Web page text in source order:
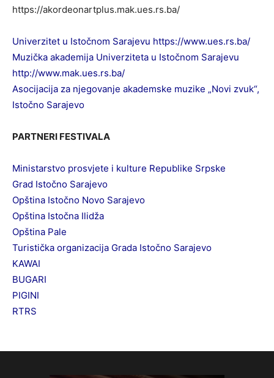
https://akordeonartplus.mak.ues.rs.ba/
Univerzitet u Istočnom Sarajevu https://www.ues.rs.ba/
Muzička akademija Univerziteta u Istočnom Sarajevu
http://www.mak.ues.rs.ba/
Asocijacija za njegovanje akademske muzike „Novi zvuk“,
Istočno Sarajevo
PARTNERI FESTIVALA
Ministarstvo prosvjete i kulture Republike Srpske
Grad Istočno Sarajevo
Opština Istočno Novo Sarajevo
Opština Istočna Ilidža
Opština Pale
Turistička organizacija Grada Istočno Sarajevo
KAWAI
BUGARI
PIGINI
RTRS